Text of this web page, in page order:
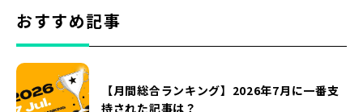
おすすめ記事
【月間総合ランキング】2026年7月に一番支
持された記事は？